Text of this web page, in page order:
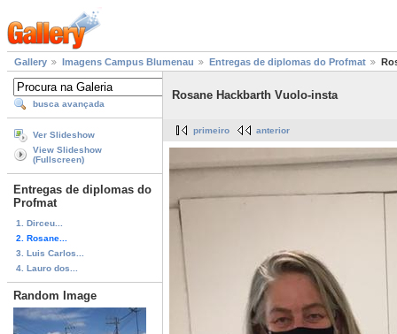
Gallery Imagens Campus Blumenau Entregas de diplomas do Profmat
busca avançada
Ver Slideshow
View Slideshow
(Fullscreen)
Entregas de diplomas do
Profmat
1. Dirceu...
2. Rosane...
3. Luis Carlos...
4. Lauro dos...
Random Image
Rosane Hackbarth Vuolo-insta
primeiro anterior